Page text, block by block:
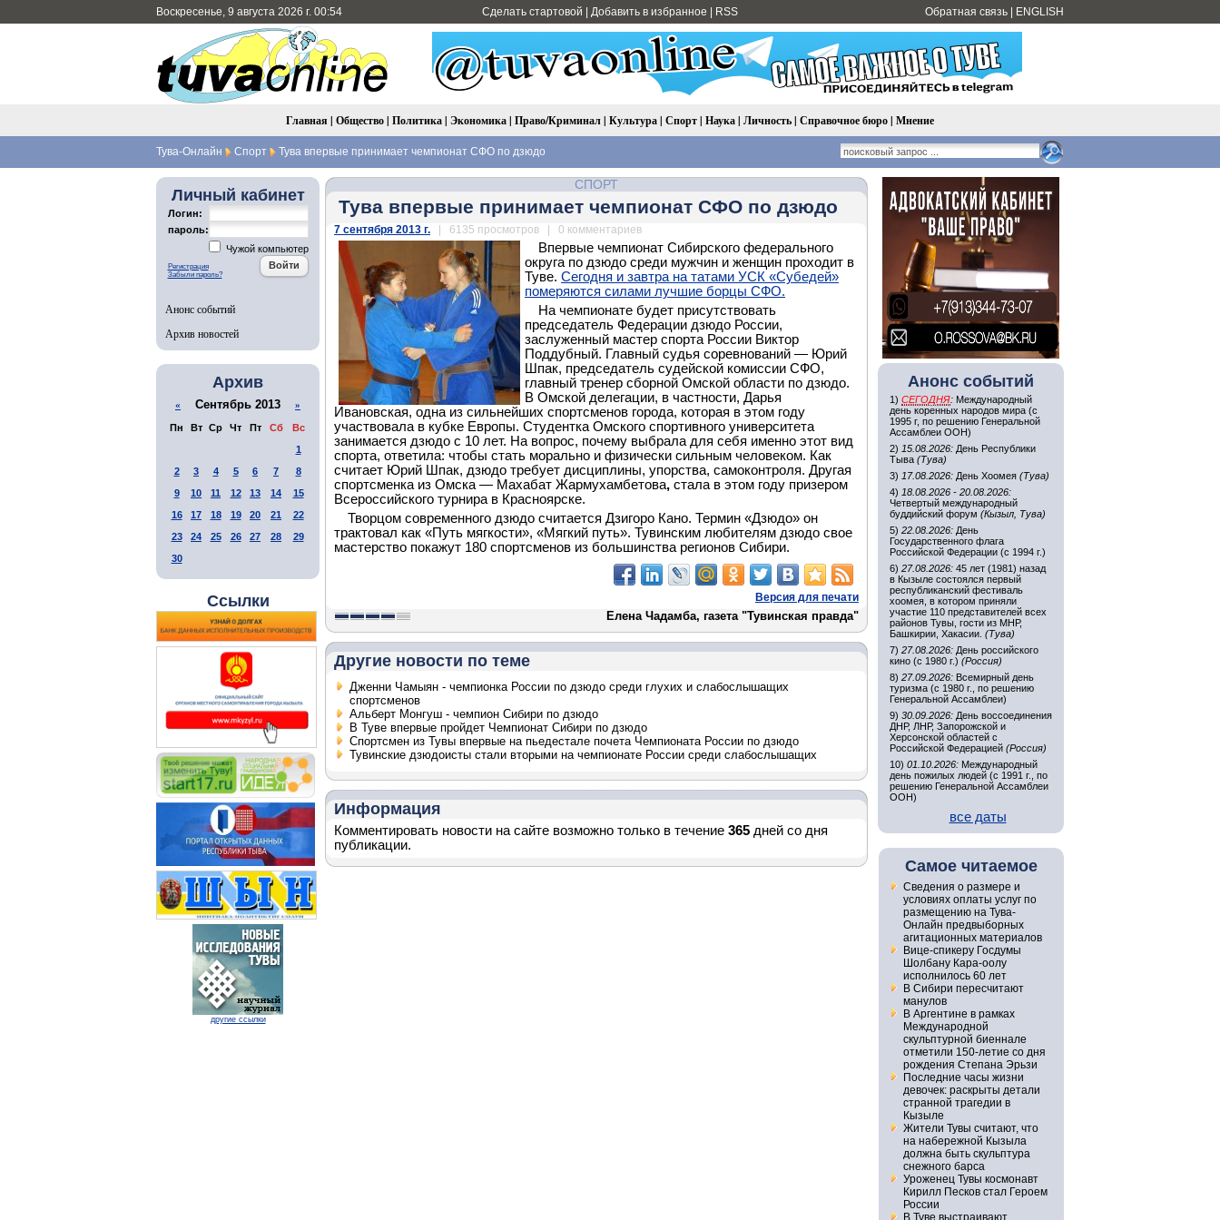
Воскресенье, 9 августа 2026 г. 00:54 Сделать стартовой Добавить в избранное RSS Обратная связь ENGLISH
Главная | Общество| Политика| Экономика| Право/Криминал| Культура| Спорт| Наука| Личность| Справочное бюро| Мнение
Тува-Онлайн Спорт Тува впервые принимает чемпионат СФО по дзюдо
Личный кабинет
Логин:
пароль:
Чужой компьютер
Регистрация
Забыли пароль?
Анонс событий
Архив новостей
Архив
« Сентябрь 2013 »
Пн Вт Ср Чт Пт Сб
Вс
1
2
3 4 5 6 7
8
9
10 11 12 13 14
15
16
17 18 19 20 21
22
23
24 25 26 27 28
29
30
Ссылки
другие ссылки
СПОРТ
Тува впервые принимает чемпионат СФО по дзюдо
7 сентября 2013 г. | 6135 просмотров | 0 комментариев
Впервые чемпионат Сибирского федерального
округа по дзюдо среди мужчин и женщин проходит в
Туве. Сегодня и завтра на татами УСК «Субедей»
померяются силами лучшие борцы СФО.
На чемпионате будет присутствовать
председатель Федерации дзюдо России,
заслуженный мастер спорта России Виктор
Поддубный. Главный судья соревнований — Юрий
Шпак, председатель судейской комиссии СФО,
главный тренер сборной Омской области по дзюдо.
В Омской делегации, в частности, Дарья
Ивановская, одна из сильнейших спортсменов города, которая в этом году
участвовала в кубке Европы. Студентка Омского спортивного университета
занимается дзюдо с 10 лет. На вопрос, почему выбрала для себя именно этот вид
спорта, ответила: чтобы стать морально и физически сильным человеком. Как
считает Юрий Шпак, дзюдо требует дисциплины, упорства, самоконтроля. Другая
спортсменка из Омска — Махабат Жармухамбетова, стала в этом году призером
Всероссийского турнира в Красноярске.
Творцом современного дзюдо считается Дзигоро Кано. Термин «Дзюдо» он
трактовал как «Путь мягкости», «Мягкий путь». Тувинским любителям дзюдо свое
мастерство покажут 180 спортсменов из большинства регионов Сибири.
Версия для печати
Елена Чадамба, газета "Тувинская правда"
Другие новости по теме
Дженни Чамыян - чемпионка России по дзюдо среди глухих и слабослышащих
спортсменов
Альберт Монгуш - чемпион Сибири по дзюдо
В Туве впервые пройдет Чемпионат Сибири по дзюдо
Спортсмен из Тувы впервые на пьедестале почета Чемпионата России по дзюдо
Тувинские дзюдоисты стали вторыми на чемпионате России среди слабослышащих
Информация
Комментировать новости на сайте возможно только в течение 365 дней со дня
публикации.
Анонс событий
1) СЕГОДНЯ: Международный
день коренных народов мира (с
1995 г, по решению Генеральной
Ассамблеи ООН)
2) 15.08.2026: День Республики
Тыва (Тува)
3) 17.08.2026: День Хоомея (Тува)
4) 18.08.2026 - 20.08.2026:
Четвертый международный
буддийский форум (Кызыл, Тува)
5) 22.08.2026: День
Государственного флага
Российской Федерации (с 1994 г.)
6) 27.08.2026: 45 лет (1981) назад
в Кызыле состоялся первый
республиканский фестиваль
хоомея, в котором приняли
участие 110 представителей всех
районов Тувы, гости из МНР,
Башкирии, Хакасии. (Тува)
7) 27.08.2026: День российского
кино (с 1980 г.) (Россия)
8) 27.09.2026: Всемирный день
туризма (с 1980 г., по решению
Генеральной Ассамблеи)
9) 30.09.2026: День воссоединения
ДНР, ЛНР, Запорожской и
Херсонской областей с
Российской Федерацией (Россия)
10) 01.10.2026: Международный
день пожилых людей (с 1991 г., по
решению Генеральной Ассамблеи
ООН)
все даты
Самое читаемое
Сведения о размере и
условиях оплаты услуг по
размещению на Тува-
Онлайн предвыборных
агитационных материалов
Вице-спикеру Госдумы
Шолбану Кара-оолу
исполнилось 60 лет
В Сибири пересчитают
манулов
В Аргентине в рамках
Международной
скульптурной биеннале
отметили 150-летие со дня
рождения Степана Эрьзи
Последние часы жизни
девочек: раскрыты детали
странной трагедии в
Кызыле
Жители Тувы считают, что
на набережной Кызыла
должна быть скульптура
снежного барса
Уроженец Тувы космонавт
Кирилл Песков стал Героем
России
В Туве выстраивают